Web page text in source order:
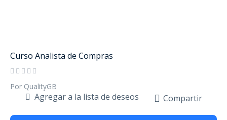
Curso Analista de Compras
Por QualityGB
Agregar a la lista de deseos Compartir